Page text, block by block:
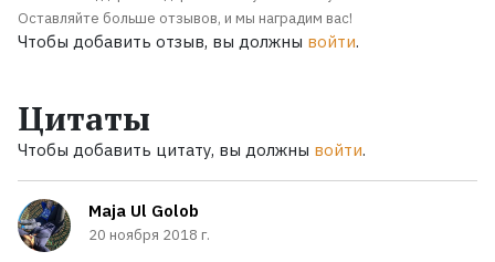
Оставляйте больше отзывов, и мы наградим вас!
Чтобы добавить отзыв, вы должны войти.
Цитаты
Чтобы добавить цитату, вы должны войти.
Maja Ul Golob
20 ноября 2018 г.